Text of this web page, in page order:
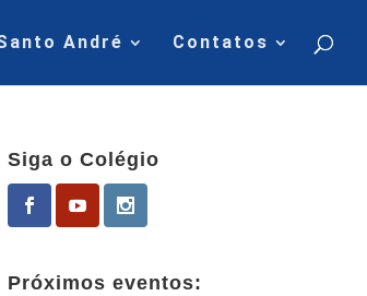
André Contatos
Siga o Colégio
Próximos eventos: